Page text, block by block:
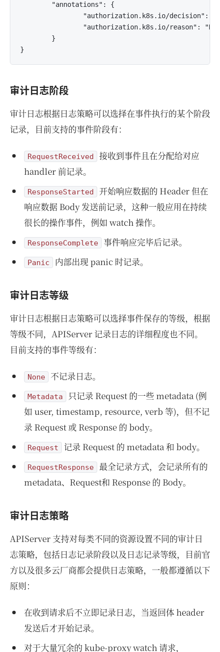
        "annotations": {
"authorization.k8s.io/decision":
"authorization.k8s.io/reason":
        }
审计日志阶段
审计日志根据日志策略可以选择在事件执行的某个阶段
记录，目前支持的事件阶段有：
RequestReceived 接收到事件且在分配给对应
handler 前记录。
ResponseStarted 开始响应数据的 Header 但在
响应数据 Body 发送前记录，这种一般应用在持续
很长的操作事件，例如 watch 操作。
ResponseComplete 事件响应完毕后记录。
Panic 内部出现 panic 时记录。
审计日志等级
审计日志根据日志策略可以选择事件保存的等级，根据
等级不同，APIServer 记录日志的详细程度也不同。
目前支持的事件等级有：
None 不记录日志。
Metadata 只记录 Request 的一些 metadata (例
如 user, timestamp, resource, verb 等)，但不记
录 Request 或 Response 的 body。
Request 记录 Request 的 metadata 和 body。
RequestResponse 最全记录方式，会记录所有的
metadata、Request和 Response 的 Body。
审计日志策略
APIServer 支持对每类不同的资源设置不同的审计日
志策略，包括日志记录阶段以及日志记录等级，目前官
方以及很多云厂商都会提供日志策略，一般都遵循以下
原则：
在收到请求后不立即记录日志，当返回体 header
发送后才开始记录。
对于大量冗余的 kube-proxy watch 请求，